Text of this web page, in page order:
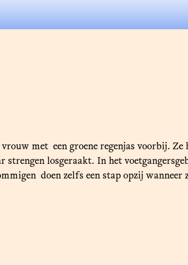
met een groene regenjas voorbij. Ze
strengen losgeraakt. In het
doen zelfs een stap opzij wanneer